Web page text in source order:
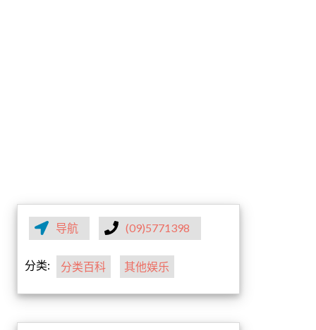
导航 (09)5771398
分类: 分类百科 其他娱乐